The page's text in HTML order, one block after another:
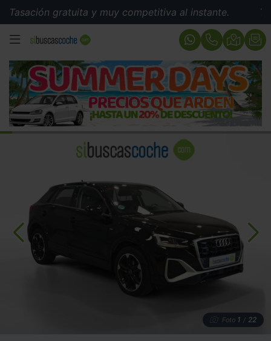
gratuita y muy competitiva al instante. Tasación
MENÚ
Foto 1 / 22